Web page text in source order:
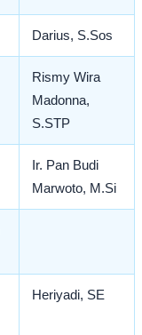
Darius, S.Sos
Rismy Wira
Madonna,
S.STP
Ir. Pan Budi
Marwoto, M.Si
Heriyadi, SE